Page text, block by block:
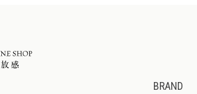
BRAND